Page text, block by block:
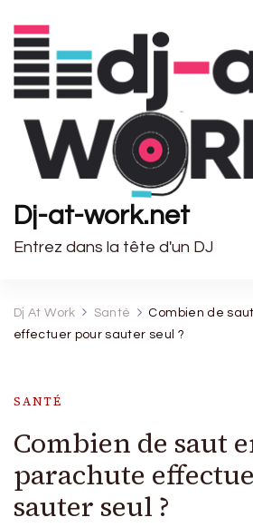
Dj-at-work.net
Entrez dans la tête d'un DJ
Dj At Work Santé
Combien de
effectuer pour sauter seul ?
SANTÉ
Combien de saut
parachute
sauter seul ?